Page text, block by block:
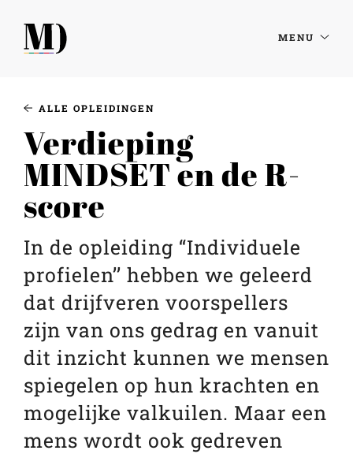
MENU
ALLE OPLEIDINGEN
Verdieping
MINDSET en de R-
score
In de opleiding “Individuele
profielen’’ hebben we geleerd
dat drijfveren voorspellers
zijn van ons gedrag en vanuit
dit inzicht kunnen we mensen
spiegelen op hun krachten en
mogelijke valkuilen. Maar een
mens wordt ook gedreven